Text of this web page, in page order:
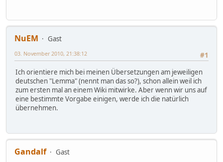
NuEM
Gast
#1
03. November 2010, 21:38:12
Ich orientiere mich bei meinen Übersetzungen am jeweiligen
deutschen "Lemma" (nennt man das so?), schon allein weil ich
zum ersten mal an einem Wiki mitwirke. Aber wenn wir uns auf
eine bestimmte Vorgabe einigen, werde ich die natürlich
übernehmen.
Gandalf
Gast